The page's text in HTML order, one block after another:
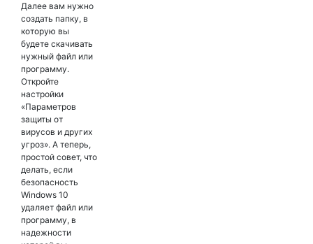
Далее вам нужно
создать папку, в
которую вы
будете скачивать
нужный файл или
программу.
Откройте
настройки
«Параметров
защиты от
вирусов и других
угроз». А теперь,
простой совет, что
делать, если
безопасность
Windows 10
удаляет файл или
программу, в
надежности